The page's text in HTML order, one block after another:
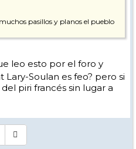
pasillos y planos el pueblo
leo esto por el foro y
Soulan es feo? pero si
piri francés sin lugar a